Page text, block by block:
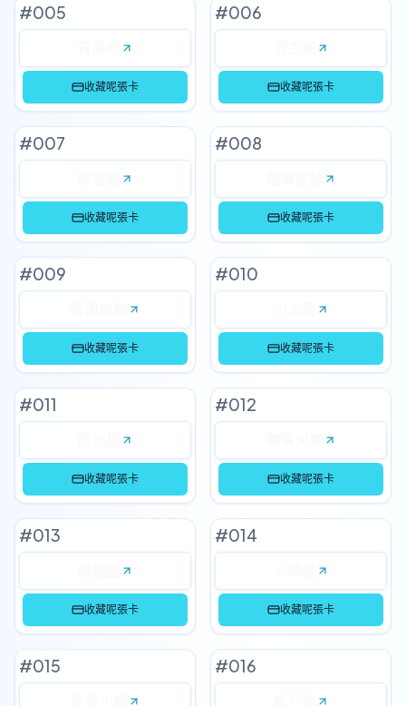
#005
收藏呢張卡
#006
收藏呢張卡
#007
收藏呢張卡
#008
收藏呢張卡
#009
收藏呢張卡
#010
收藏呢張卡
#011
收藏呢張卡
#012
收藏呢張卡
#013
收藏呢張卡
#014
收藏呢張卡
#015 #016